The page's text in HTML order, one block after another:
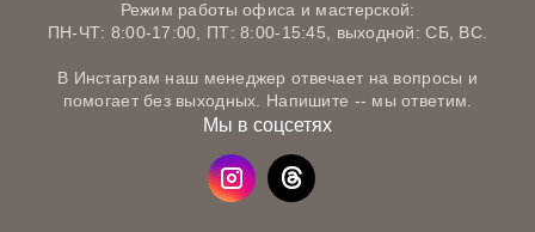
Режим работы офиса и мастерской:
ПН-ЧТ: 8:00-17:00, ПТ: 8:00-15:45, выходной: СБ, ВС.
В Инстаграм наш менеджер отвечает на вопросы и
помогает без выходных. Напишите -- мы ответим.
Мы в соцсетях